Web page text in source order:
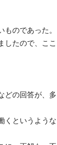
のであった。
したので、ここ
どの回答が、多
くというような